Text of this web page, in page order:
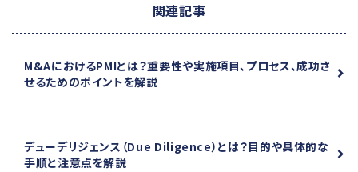
関連記事
M&AにおけるPMIとは？重要性や実施項目、プロセス、成功さ
せるためのポイントを解説
デューデリジェンス（Due Diligence）とは？目的や具体的な
手順と注意点を解説